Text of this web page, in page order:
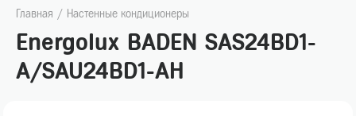
Главная / Настенные кондиционеры
Energolux BADEN SAS24BD1-
A/SAU24BD1-AH